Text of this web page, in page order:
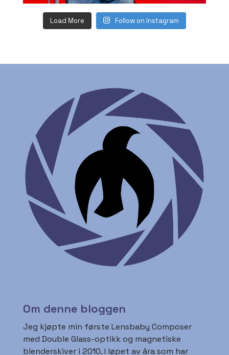
Load More Follow on Instagram
Om denne bloggen
Jeg kjøpte min første Lensbaby Composer
med Double Glass-optikk og magnetiske
blenderskiver i 2010. I løpet av åra som har